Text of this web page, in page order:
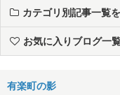
カテゴリ別記事一覧
お気に入りブログ一
有楽町の影